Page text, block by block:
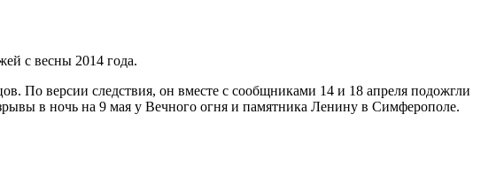
с весны 2014 года.
версии следствия, он вместе с сообщниками 14 и 18 апреля подожгли
в ночь на 9 мая у Вечного огня и памятника Ленину в Симферополе.